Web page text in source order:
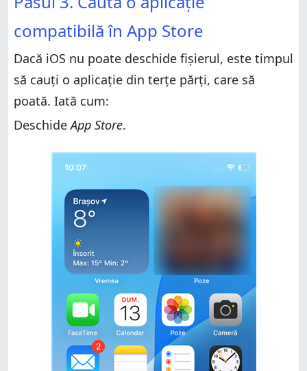
compatibilă în App Store
Dacă iOS nu poate deschide fișierul, este timpul
să cauți o aplicație din terțe părți, care să
poată. Iată cum:
DeschideApp Store.